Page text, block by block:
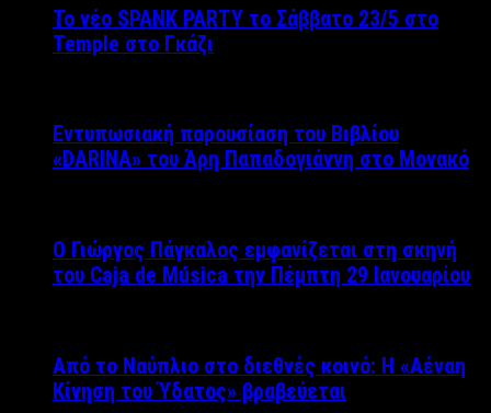
Το νέο SPANK PARTY το Σάββατο 23/5 στο
Temple στο Γκάζι
Εντυπωσιακή παρουσίαση του Βιβλίου
«DARINA» του Άρη Παπαδογιάννη στο Μονακό
Ο Γιώργος Πάγκαλος εμφανίζεται στη σκηνή
του Caja de Música την Πέμπτη 29 Ιανουαρίου
Από το Ναύπλιο στο διεθνές κοινό: Η «Αέναη
Κίνηση του Ύδατος» βραβεύεται